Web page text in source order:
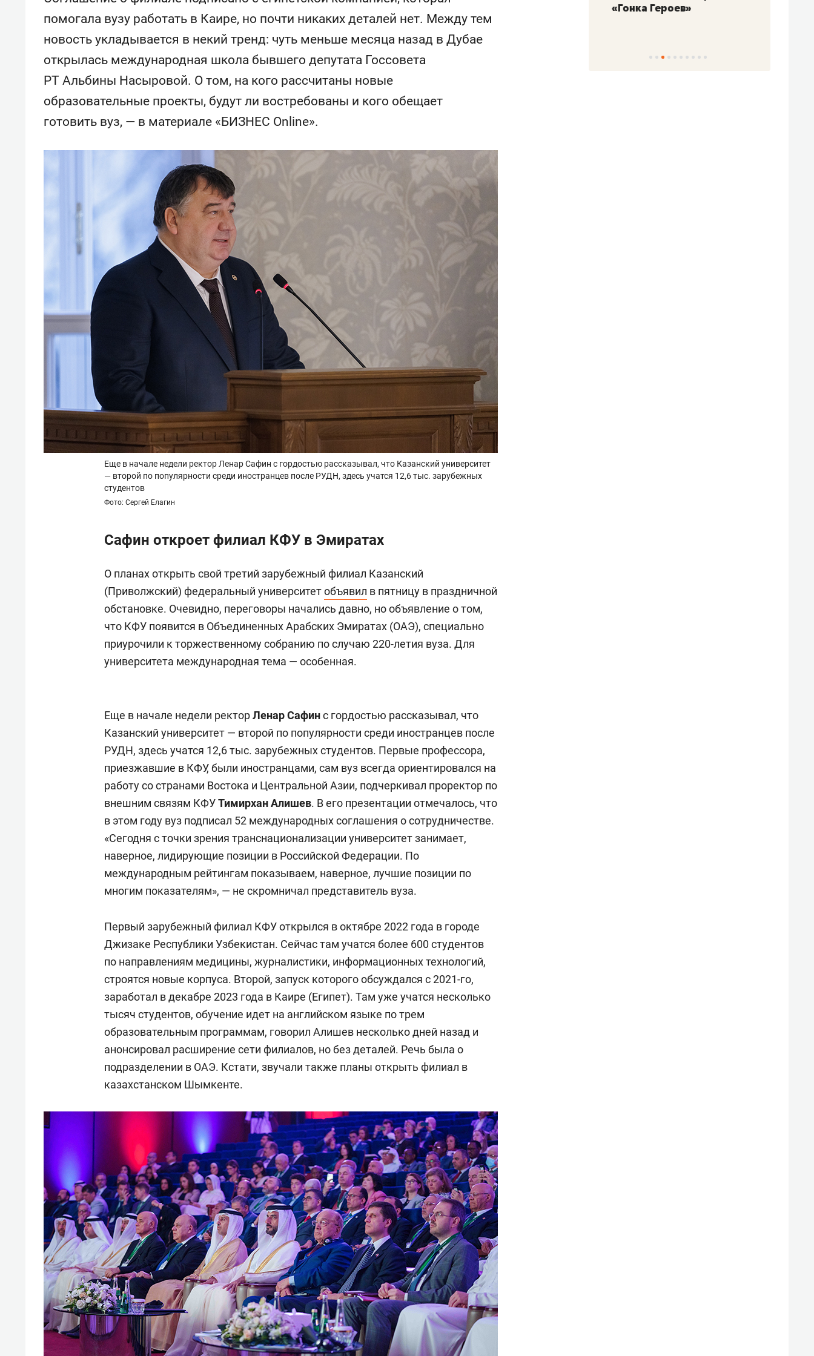
помогала вузу работать в Каире, но почти никаких деталей нет. Между тем
новость укладывается в некий тренд: чуть меньше месяца назад в Дубае
открылась международная школа бывшего депутата Госсовета
РТ Альбины Насыровой. О том, на кого рассчитаны новые
образовательные проекты, будут ли востребованы и кого обещает
готовить вуз, — в материале «БИЗНЕС Online».
Еще в начале недели ректор Ленар Сафин с гордостью рассказывал, что Казанский университет
— второй по популярности среди иностранцев после РУДН, здесь учатся 12,6 тыс. зарубежных
студентов
Фото: Сергей Елагин
Сафин откроет филиал КФУ в Эмиратах
О планах открыть свой третий зарубежный филиал Казанский
(Приволжский) федеральный университетобъявил в пятницу в праздничной
обстановке. Очевидно, переговоры начались давно, но объявление о том,
что КФУ появится в Объединенных Арабских Эмиратах (ОАЭ), специально
приурочили к торжественному собранию по случаю 220-летия вуза. Для
университета международная тема — особенная.
Еще в начале недели ректорЛенар Сафинс гордостью рассказывал, что
Казанский университет — второй по популярности среди иностранцев после
РУДН, здесь учатся 12,6 тыс. зарубежных студентов. Первые профессора,
приезжавшие в КФУ, были иностранцами, сам вуз всегда ориентировался на
работу со странами Востока и Центральной Азии, подчеркивал проректор по
внешним связям КФУТимирхан Алишев. В его презентации отмечалось, что
в этом году вуз подписал 52 международных соглашения о сотрудничестве.
«Сегодня с точки зрения транснационализации университет занимает,
наверное, лидирующие позиции в Российской Федерации. По
международным рейтингам показываем, наверное, лучшие позиции по
многим показателям», — не скромничал представитель вуза.
Первый зарубежный филиал КФУ открылся в октябре 2022 года в городе
Джизаке Республики Узбекистан. Сейчас там учатся более 600 студентов
по направлениям медицины, журналистики, информационных технологий,
строятся новые корпуса. Второй, запуск которого обсуждался с 2021-го,
заработал в декабре 2023 года в Каире (Египет). Там уже учатся несколько
тысяч студентов, обучение идет на английском языке по трем
образовательным программам, говорил Алишев несколько дней назад и
анонсировал расширение сети филиалов, но без деталей. Речь была о
подразделении в ОАЭ. Кстати, звучали также планы открыть филиал в
казахстанском Шымкенте.
состоянием как основа
антихрупких команд
«Гонка Героев»